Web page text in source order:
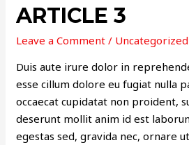
ARTICLE 3
Leave a Comment / Uncategorized
Duis aute irure dolor in
esse cillum dolore eu fugiat nulla
occaecat cupidatat non proident,
deserunt mollit anim id est
egestas sed, gravida nec, ornare